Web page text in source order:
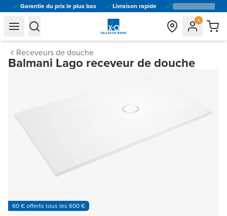
Garantie du prix le plus bas Livraison rapide
general.navigation.toggle_menu.label
general.navigation.toggle_menu.label
Receveurs de douche
Balmani Lago receveur de douche
60 € offerts tous les 600 €